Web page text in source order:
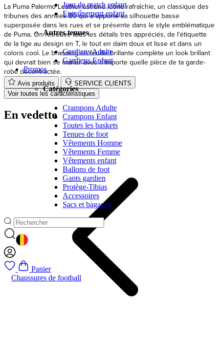
Jour de match enfant
Entraînement enfant
Autres tenues
Gardiens Adulte
Gardiens Enfant
Promos
Catégories
Crampons Adulte
Crampons Enfant
Toutes les baskets
Tenues de foot
Vêtements Homme
Vêtements Femme
Vêtements enfant
Ballons de foot
Gants gardien
Protège-Tibias
Accessoires
Sacs et bagages
GEOLOCATION BUTTON: BELGIQUE
Panier
Chaussures de football
La Puma Palermo Leather est une icône rafraîchie, un classique des
tribunes des années 80 qui a apporté sa silhouette basse
superposée dans les rues et se présente dans le style emblématique
de Puma. On retrouve tous les détails très appréciés, de l'étiquette
de la tige au design en T, le tout en daim doux et lisse et dans un
coloris cool. Le branding en feuille brillante complète un look brillant
qui devrait bien se marier avec n'importe quelle pièce de ta garde-
robe décontractée.
Avis produits
SERVICE CLIENTS
Voir toutes les caractéristiques
En vedette